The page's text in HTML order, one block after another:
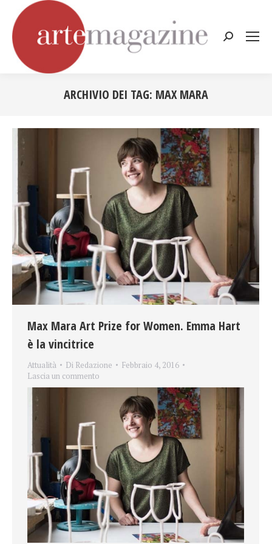
Cerca:
ARCHIVIO DEI TAG: MAX MARA
Max Mara Art Prize for Women. Emma Hart
è la vincitrice
Attualità Di Redazione
Febbraio 4, 2016
Lascia un commento